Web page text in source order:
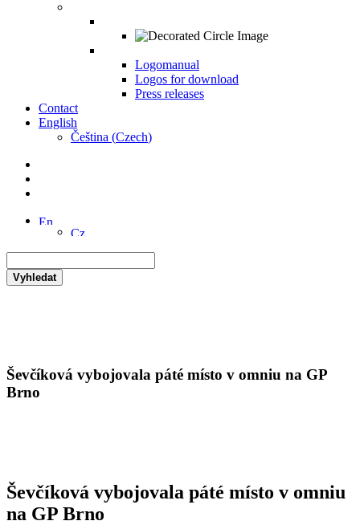
Logomanual
Logos for download
Press releases
Contact
English
Čeština (Czech)
Vyhledat
Ševčíková vybojovala páté místo v omniu na GP
Brno
Ševčíková vybojovala páté místo v omniu
na GP Brno